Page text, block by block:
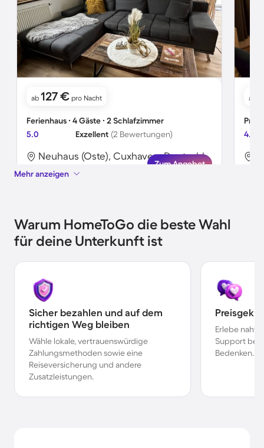
ab 127 € pro Nacht
Ferienhaus ∙ 4 Gäste ∙ 2 Schlafzimmer
5.0
Exzellent (2 Bewertungen)
Neuhaus (Oste), Cuxhaven, Deutschland
Zum Angebot
ab
4.3
Mehr anzeigen
Warum HomeToGo die beste Wahl
für deine Unterkunft ist
Sicher bezahlen und auf dem
richtigen Weg bleiben
Wähle lokale, vertrauenswürdige
Zahlungsmethoden sowie eine
Reiseversicherung und andere
Zusatzleistungen.
Erlebe
Support bei
Bedenken.